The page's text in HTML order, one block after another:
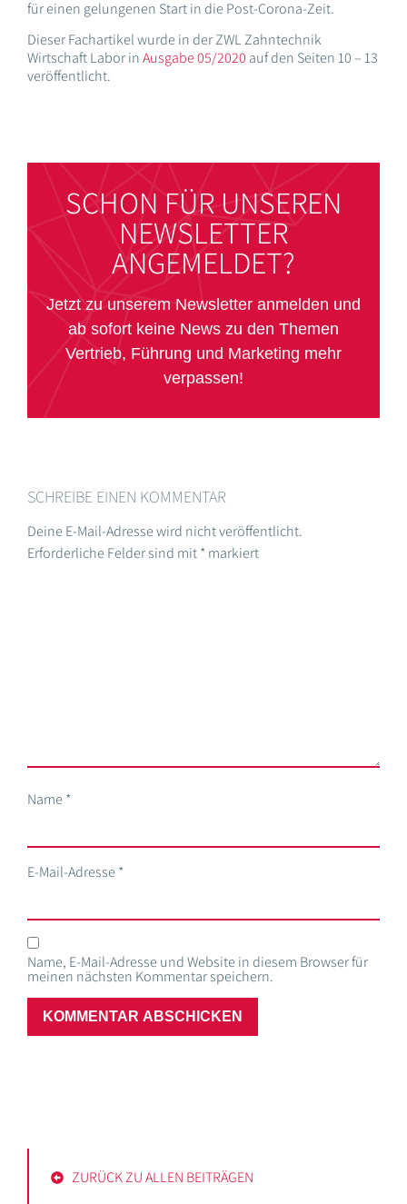
für einen gelungenen Start in die Post-Corona-Zeit.
Dieser Fachartikel wurde in der ZWL Zahntechnik
Wirtschaft Labor inAusgabe 05/2020 auf den Seiten 10 – 13
veröffentlicht.
SCHON FÜR UNSEREN
NEWSLETTER
ANGEMELDET?
Jetzt zu unserem Newsletter anmelden und
ab sofort keine News zu den Themen
Vertrieb, Führung und Marketing mehr
verpassen!
SCHREIBE EINEN KOMMENTAR
Deine E-Mail-Adresse wird nicht veröffentlicht.
Erforderliche Felder sind mit* markiert
Name*
E-Mail-Adresse*
Name, E-Mail-Adresse und Website in diesem Browser für
meinen nächsten Kommentar speichern.
ZURÜCK ZU ALLEN BEITRÄGEN